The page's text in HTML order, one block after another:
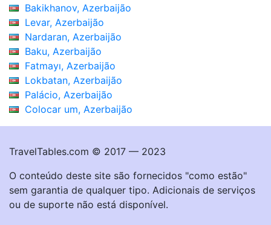
Bakikhanov, Azerbaijão
Levar, Azerbaijão
Nardaran, Azerbaijão
Baku, Azerbaijão
Fatmayı, Azerbaijão
Lokbatan, Azerbaijão
Palácio, Azerbaijão
Colocar um, Azerbaijão
TravelTables.com © 2017 — 2023
O conteúdo deste site são fornecidos "como estão"
sem garantia de qualquer tipo. Adicionais de serviços
ou de suporte não está disponível.